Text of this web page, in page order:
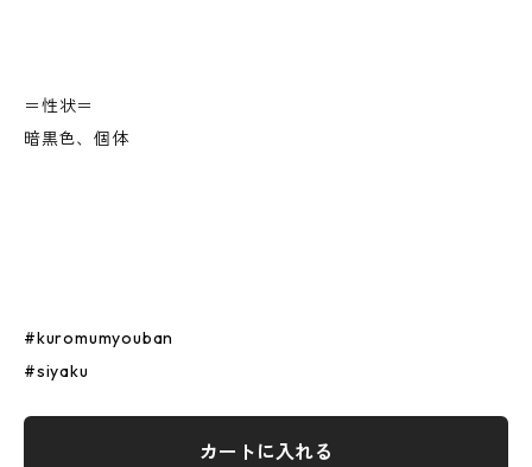
＝性状＝
暗黒色、個体
#kuromumyouban
#siyaku
カートに入れる